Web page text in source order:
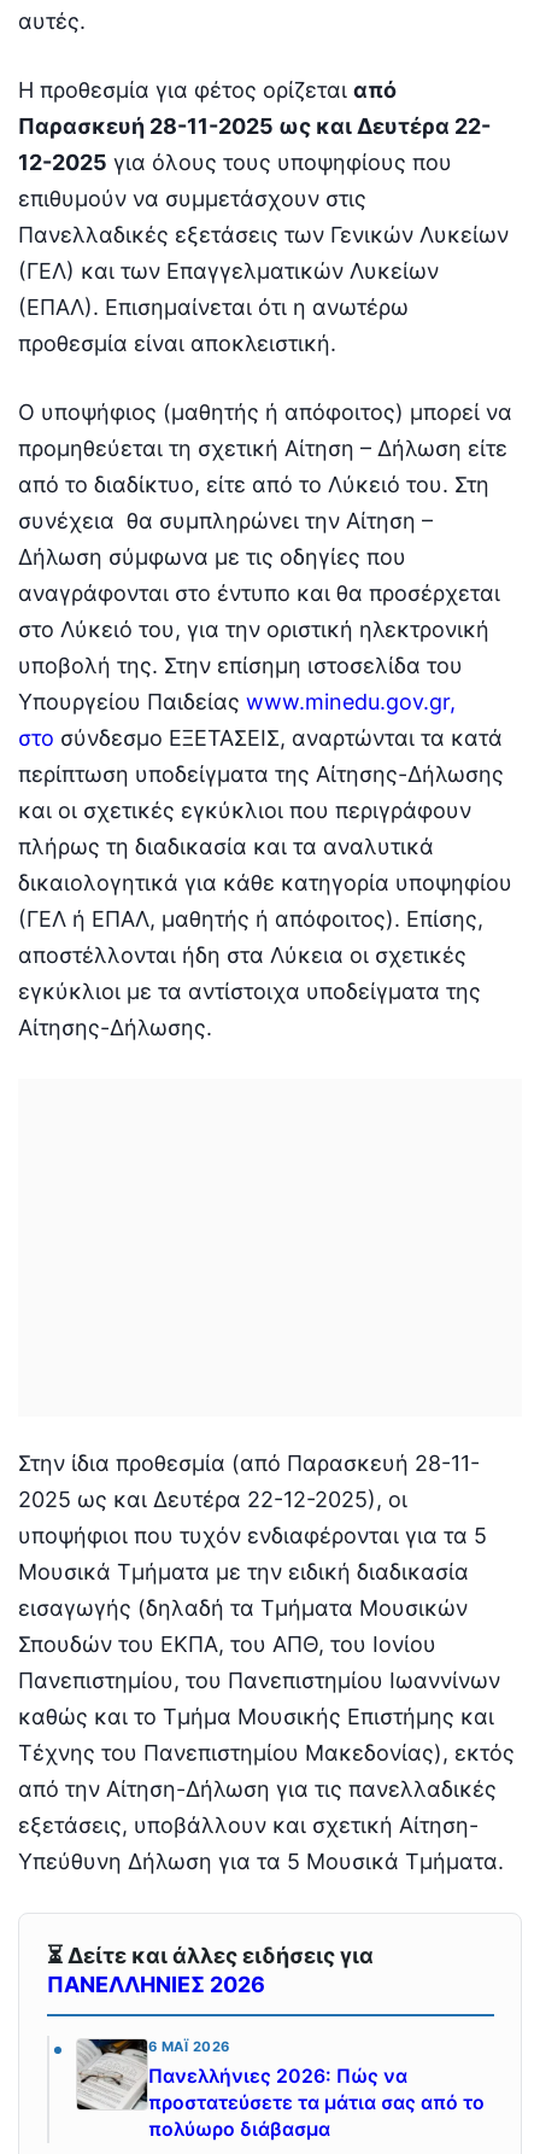
αυτές.
Η προθεσμία για φέτος ορίζεται από
Παρασκευή 28-11-2025 ως και Δευτέρα 22-
12-2025 για όλους τους υποψηφίους που
επιθυμούν να συμμετάσχουν στις
Πανελλαδικές εξετάσεις των Γενικών Λυκείων
(ΓΕΛ) και των Επαγγελματικών Λυκείων
(ΕΠΑΛ). Επισημαίνεται ότι η ανωτέρω
προθεσμία είναι αποκλειστική.
Ο υποψήφιος (μαθητής ή απόφοιτος) μπορεί να
προμηθεύεται τη σχετική Αίτηση – Δήλωση είτε
από το διαδίκτυο, είτε από το Λύκειό του. Στη
συνέχεια θα συμπληρώνει την Αίτηση –
Δήλωση σύμφωνα με τις οδηγίες που
αναγράφονται στο έντυπο και θα προσέρχεται
στο Λύκειό του, για την οριστική ηλεκτρονική
υποβολή της. Στην επίσημη ιστοσελίδα του
Υπουργείου Παιδείας www.minedu.gov.gr,
στο σύνδεσμο ΕΞΕΤΑΣΕΙΣ, αναρτώνται τα κατά
περίπτωση υποδείγματα της Αίτησης-Δήλωσης
και οι σχετικές εγκύκλιοι που περιγράφουν
πλήρως τη διαδικασία και τα αναλυτικά
δικαιολογητικά για κάθε κατηγορία υποψηφίου
(ΓΕΛ ή ΕΠΑΛ, μαθητής ή απόφοιτος). Επίσης,
αποστέλλονται ήδη στα Λύκεια οι σχετικές
εγκύκλιοι με τα αντίστοιχα υποδείγματα της
Αίτησης-Δήλωσης.
Στην ίδια προθεσμία (από Παρασκευή 28-11-
2025 ως και Δευτέρα 22-12-2025), οι
υποψήφιοι που τυχόν ενδιαφέρονται για τα 5
Μουσικά Τμήματα με την ειδική διαδικασία
εισαγωγής (δηλαδή τα Τμήματα Μουσικών
Σπουδών του ΕΚΠΑ, του ΑΠΘ, του Ιονίου
Πανεπιστημίου, του Πανεπιστημίου Ιωαννίνων
καθώς και το Τμήμα Μουσικής Επιστήµης και
Τέχνης του Πανεπιστηµίου Μακεδονίας), εκτός
από την Αίτηση-Δήλωση για τις πανελλαδικές
εξετάσεις, υποβάλλουν και σχετική Αίτηση-
Υπεύθυνη Δήλωση για τα 5 Μουσικά Τμήματα.
⏳ Δείτε και άλλες ειδήσεις για
ΠΑΝΕΛΛΗΝΙΕΣ 2026
6 ΜΆΙ 2026
Πανελλήνιες 2026: Πώς να
προστατεύσετε τα μάτια σας από το
πολύωρο διάβασμα